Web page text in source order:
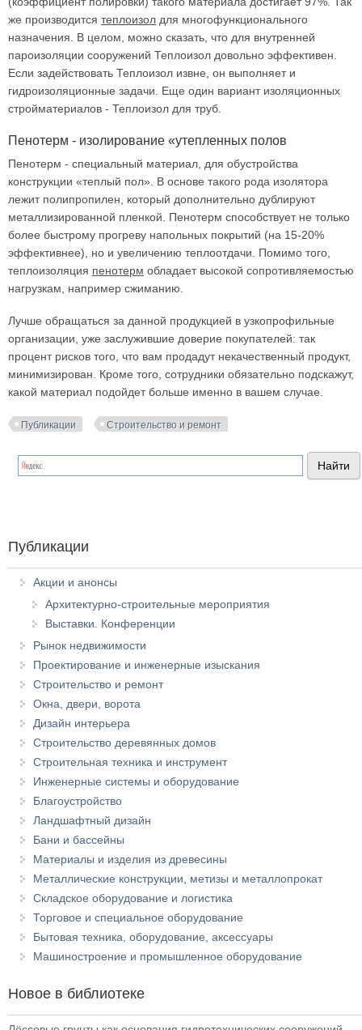
же производится теплоизол для многофункционального
назначения. В целом, можно сказать, что для внутренней
пароизоляции сооружений Теплоизол довольно эффективен.
Если задействовать Теплоизол извне, он выполняет и
гидроизоляционные задачи. Еще один вариант изоляционных
стройматериалов - Теплоизол для труб.
Пенотерм - изолирование «утепленных полов
Пенотерм - специальный материал, для обустройства
конструкции «теплый пол». В основе такого рода изолятора
лежит полипропилен, который дополнительно дублируют
металлизированной пленкой. Пенотерм способствует не только
более быстрому прогреву напольных покрытий (на 15-20%
эффективнее), но и увеличению теплоотдачи. Помимо того,
теплоизоляция пенотерм обладает высокой сопротивляемостью
нагрузкам, например сжиманию.
Лучше обращаться за данной продукцией в узкопрофильные
организации, уже заслужившие доверие покупателей: так
процент рисков того, что вам продадут некачественный продукт,
минимизирован. Кроме того, сотрудники обязательно подскажут,
какой материал подойдет больше именно в вашем случае.
Публикации Строительство и ремонт
Публикации
Акции и анонсы
Архитектурно-строительные мероприятия
Выставки. Конференции
Рынок недвижимости
Проектирование и инженерные изыскания
Строительство и ремонт
Окна, двери, ворота
Дизайн интерьера
Строительство деревянных домов
Строительная техника и инструмент
Инженерные системы и оборудование
Благоустройство
Ландшафтный дизайн
Бани и бассейны
Материалы и изделия из древесины
Металлические конструкции, метизы и металлопрокат
Складское оборудование и логистика
Торговое и специальное оборудование
Бытовая техника, оборудование, аксессуары
Машиностроение и промышленное оборудование
Новое в библиотеке